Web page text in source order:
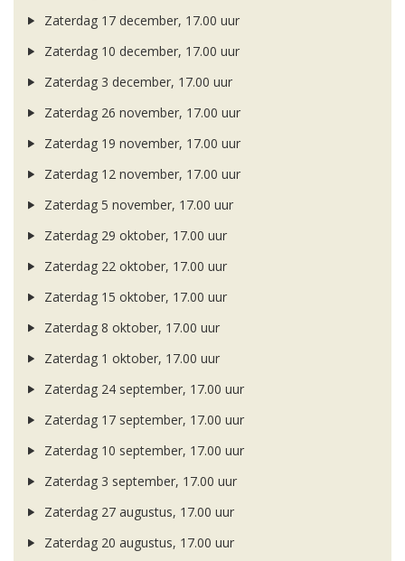
Zaterdag 17 december, 17.00 uur
Zaterdag 10 december, 17.00 uur
Zaterdag 3 december, 17.00 uur
Zaterdag 26 november, 17.00 uur
Zaterdag 19 november, 17.00 uur
Zaterdag 12 november, 17.00 uur
Zaterdag 5 november, 17.00 uur
Zaterdag 29 oktober, 17.00 uur
Zaterdag 22 oktober, 17.00 uur
Zaterdag 15 oktober, 17.00 uur
Zaterdag 8 oktober, 17.00 uur
Zaterdag 1 oktober, 17.00 uur
Zaterdag 24 september, 17.00 uur
Zaterdag 17 september, 17.00 uur
Zaterdag 10 september, 17.00 uur
Zaterdag 3 september, 17.00 uur
Zaterdag 27 augustus, 17.00 uur
Zaterdag 20 augustus, 17.00 uur